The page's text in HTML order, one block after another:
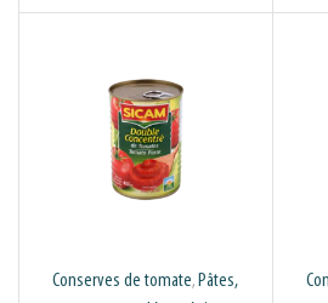
Conserves de tomate, Pâtes,